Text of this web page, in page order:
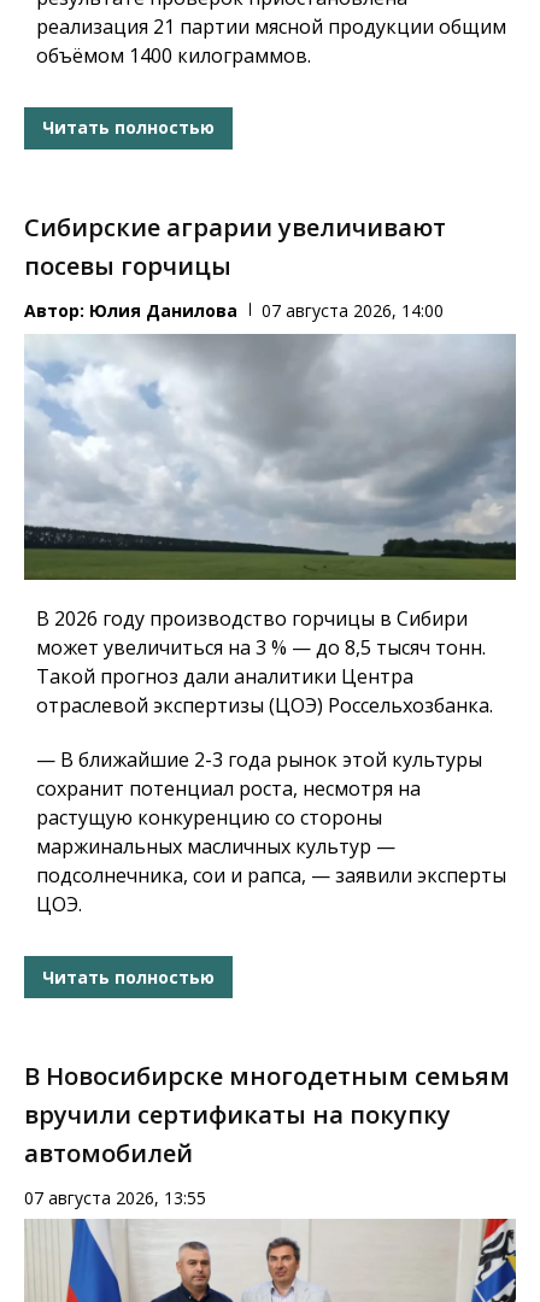
реализация 21 партии мясной продукции общим
объёмом 1400 килограммов.
Читать полностью
Сибирские аграрии увеличивают
посевы горчицы
Автор: Юлия Данилова 07 августа 2026, 14:00
В 2026 году производство горчицы в Сибири
может увеличиться на 3 % — до 8,5 тысяч тонн.
Такой прогноз дали аналитики Центра
отраслевой экспертизы (ЦОЭ) Россельхозбанка.
— В ближайшие 2-3 года рынок этой культуры
сохранит потенциал роста, несмотря на
растущую конкуренцию со стороны
маржинальных масличных культур —
подсолнечника, сои и рапса, — заявили эксперты
ЦОЭ.
Читать полностью
В Новосибирске многодетным семьям
вручили сертификаты на покупку
автомобилей
07 августа 2026, 13:55